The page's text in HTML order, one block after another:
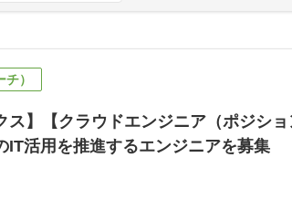
）
ス】【クラウドエンジニア（ポジシ
IT活用を推進するエンジニアを募集